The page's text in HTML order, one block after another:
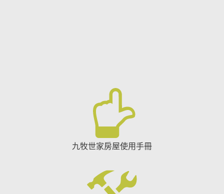
九牧世家房屋使用手冊